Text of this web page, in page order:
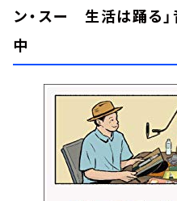
ン・スー 生活は踊る
中